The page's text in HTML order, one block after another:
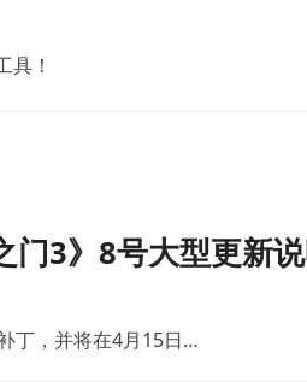
具！
门3》8号大型更新
丁，并将在4月15日…